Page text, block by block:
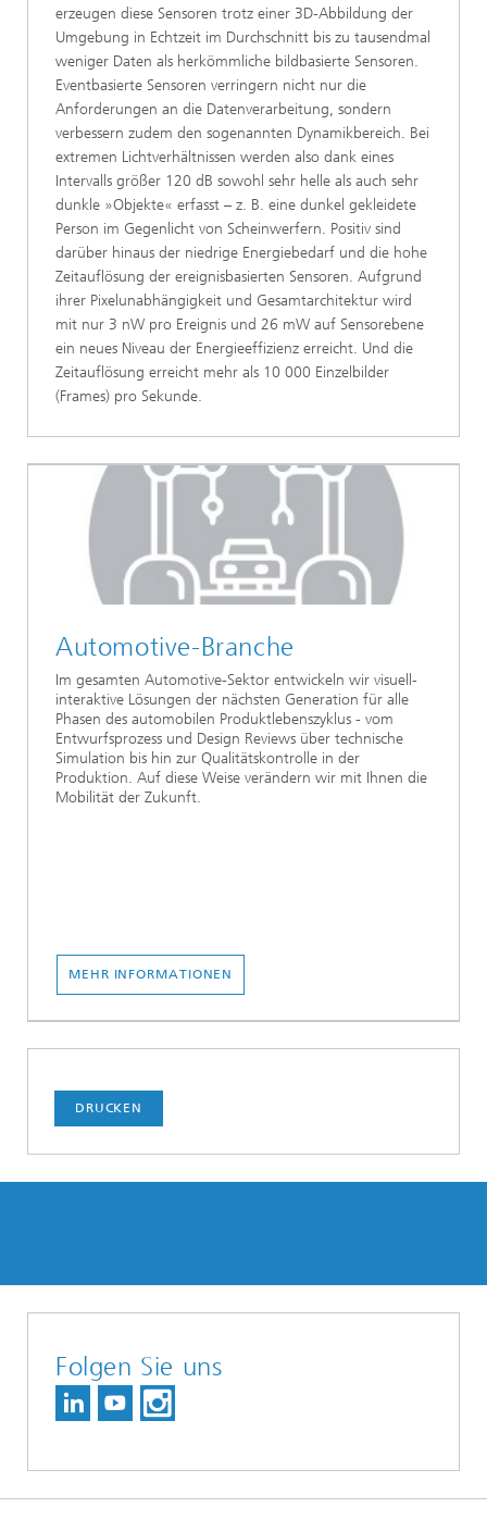
erzeugen diese Sensoren trotz einer 3D-Abbildung der
Umgebung in Echtzeit im Durchschnitt bis zu tausendmal
weniger Daten als herkömmliche bildbasierte Sensoren.
Eventbasierte Sensoren verringern nicht nur die
Anforderungen an die Datenverarbeitung, sondern
verbessern zudem den sogenannten Dynamikbereich. Bei
extremen Lichtverhältnissen werden also dank eines
Intervalls größer 120 dB sowohl sehr helle als auch sehr
dunkle »Objekte« erfasst – z. B. eine dunkel gekleidete
Person im Gegenlicht von Scheinwerfern. Positiv sind
darüber hinaus der niedrige Energiebedarf und die hohe
Zeitauflösung der ereignisbasierten Sensoren. Aufgrund
ihrer Pixelunabhängigkeit und Gesamtarchitektur wird
mit nur 3 nW pro Ereignis und 26 mW auf Sensorebene
ein neues Niveau der Energieeffizienz erreicht. Und die
Zeitauflösung erreicht mehr als 10 000 Einzelbilder
(Frames) pro Sekunde.
Automotive-Branche
Im gesamten Automotive-Sektor entwickeln wir visuell-
interaktive Lösungen der nächsten Generation für alle
Phasen des automobilen Produktlebenszyklus - vom
Entwurfsprozess und Design Reviews über technische
Simulation bis hin zur Qualitätskontrolle in der
Produktion. Auf diese Weise verändern wir mit Ihnen die
Mobilität der Zukunft.
MEHR INFORMATIONEN
DRUCKEN
Folgen Sie uns